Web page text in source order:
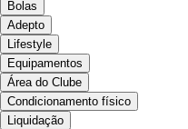
Bolas
Adepto
Lifestyle
Equipamentos
Área do Clube
Condicionamento físico
Liquidação